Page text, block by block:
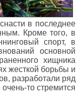
в последнее
Кроме того, в
спорт, в
основной
хищника
жесткой борьбы и
разработали ряд
то стремится